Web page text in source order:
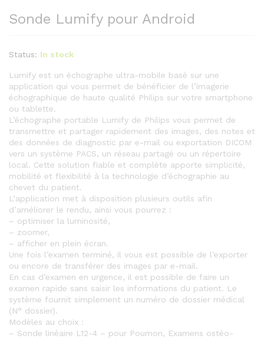
Sonde Lumify pour Android
Status: In stock
Lumify est un échographe ultra-mobile basé sur une
application qui vous permet de bénéficier de l’imagerie
échographique de haute qualité Philips sur votre smartphone
ou tablette.
L’échographe portable Lumify de Philips vous permet de
transmettre et partager rapidement des images, des notes et
des données de diagnostic par e-mail ou exportation DICOM
vers un système PACS, un réseau partagé ou un répertoire
local. Cette solution fiable et complète apporte simplicité,
mobilité et flexibilité à la technologie d’échographie au
chevet du patient.
L’application met à disposition plusieurs outils afin
d’améliorer le rendu, ainsi vous pourrez :
– optimiser la luminosité,
– zoomer,
– afficher en plein écran.
Une fois l’examen terminé, il vous est possible de l’exporter
ou encore de transférer des images par e-mail.
En cas d’examen en urgence, il est possible de faire un
examen rapide sans saisir les informations du patient. Le
système fournit simplement un numéro de dossier médical
(N° dossier).
Modèles au choix :
– Sonde linéaire L12-4 – pour Poumon, Examens ostéo-